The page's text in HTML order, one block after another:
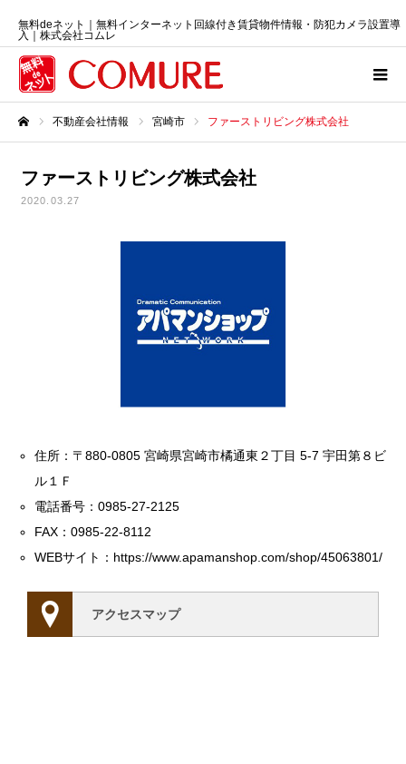
無料deネット｜無料インターネット回線付き賃貸物件情報・防犯カメラ設置導
入｜株式会社コムレ
不動産会社情報 宮崎市 ファーストリビング株式会社
ファーストリビング株式会社
2020.03.27
住所：〒880-0805 宮崎県宮崎市橘通東２丁目 5-7 宇田第８ビ
ル１Ｆ
電話番号：0985-27-2125
FAX：0985-22-8112
WEBサイト： https://www.apamanshop.com/shop/45063801/
アクセスマップ